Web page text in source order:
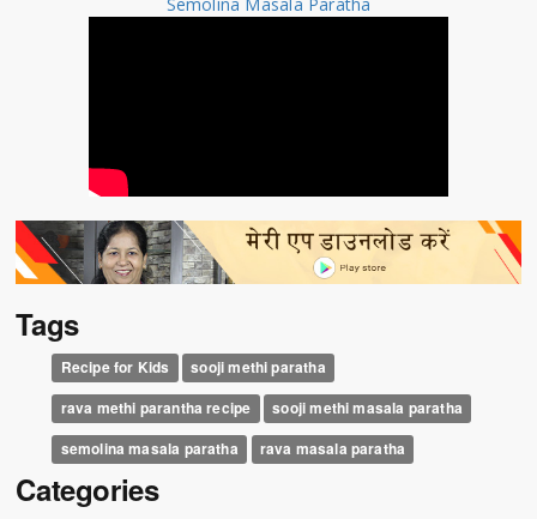
Tags
Recipe for Kids
sooji methi paratha
rava methi parantha recipe
sooji methi masala paratha
semolina masala paratha
rava masala paratha
Categories